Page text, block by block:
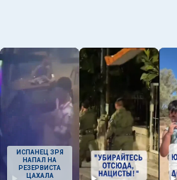
ИСПАНЕЦ ЗРЯ
НАПАЛ НА
РЕЗЕРВИСТА
ЦАХАЛА